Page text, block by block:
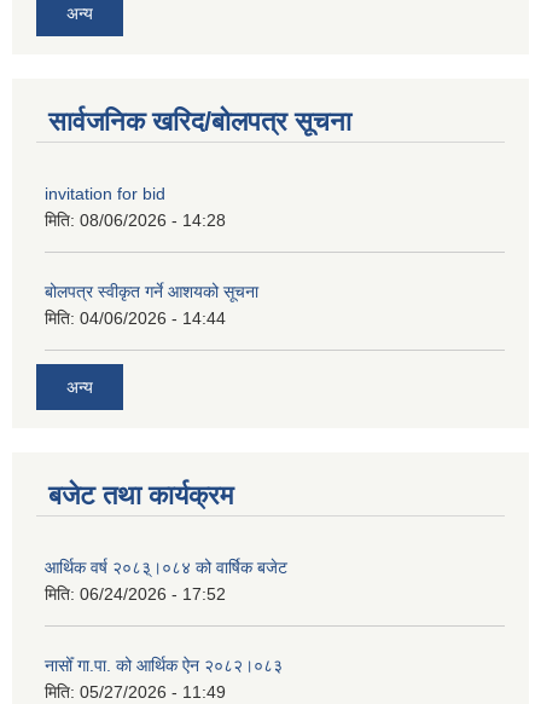
अन्य
सार्वजनिक खरिद/बोलपत्र सूचना
invitation for bid
मिति: 08/06/2026 - 14:28
बोलपत्र स्वीकृत गर्ने आशयको सूचना
मिति: 04/06/2026 - 14:44
अन्य
बजेट तथा कार्यक्रम
आर्थिक वर्ष २०८३्।०८४ को वार्षिक बजेट
मिति: 06/24/2026 - 17:52
नासोँ गा.पा. को आर्थिक ऐन २०८२।०८३
मिति: 05/27/2026 - 11:49